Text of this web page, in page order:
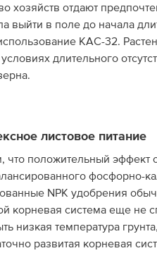
хозяйств отдают
выйти в поле до начала
КАС-32.
длительного
листовое питание
что положительный эффект
фосфорно-
NPK удобрения
корневая система еще не
низкая температура
развитая корневая